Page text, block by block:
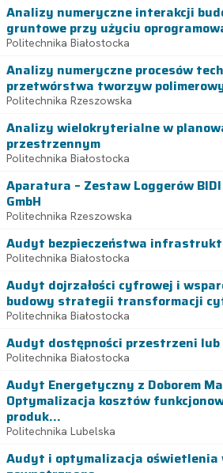
Analizy numeryczne interakcji
gruntowe przy użyciu
Politechnika Białostocka
Analizy numeryczne procesów
przetwórstwa tworzyw
Politechnika Rzeszowska
Analizy wielokryterialne w
przestrzennym
Politechnika Białostocka
Aparatura – Zestaw Loggerów BIDI
GmbH
Politechnika Rzeszowska
Audyt bezpieczeństwa
Politechnika Białostocka
Audyt dojrzałości cyfrowej i
budowy strategii transformacji
Politechnika Białostocka
Audyt dostępności przestrzeni
Politechnika Białostocka
Audyt Energetyczny z Doborem
Optymalizacja kosztów
produk...
Politechnika Lubelska
Audyt i optymalizacja oświetlenia